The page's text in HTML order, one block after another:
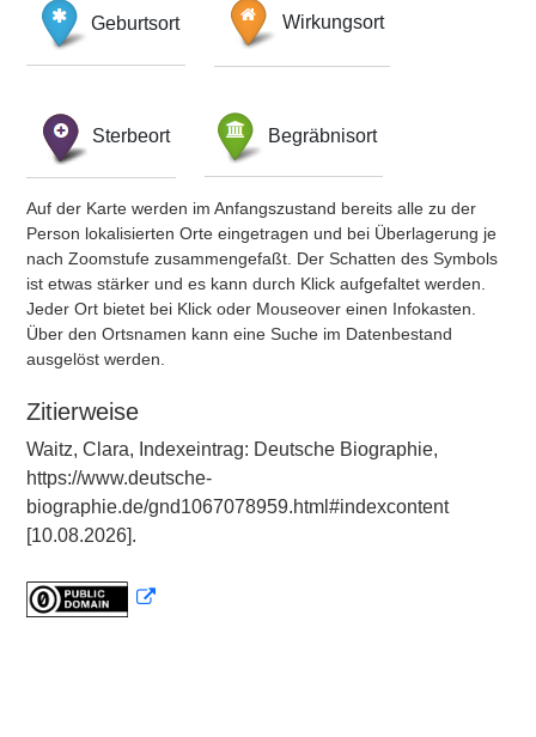
Geburtsort Wirkungsort
Sterbeort Begräbnisort
Auf der Karte werden im Anfangszustand bereits alle zu der
Person lokalisierten Orte eingetragen und bei Überlagerung je
nach Zoomstufe zusammengefaßt. Der Schatten des Symbols
ist etwas stärker und es kann durch Klick aufgefaltet werden.
Jeder Ort bietet bei Klick oder Mouseover einen Infokasten.
Über den Ortsnamen kann eine Suche im Datenbestand
ausgelöst werden.
Zitierweise
Waitz, Clara, Indexeintrag: Deutsche Biographie,
https://www.deutsche-
biographie.de/gnd1067078959.html#indexcontent
[10.08.2026].